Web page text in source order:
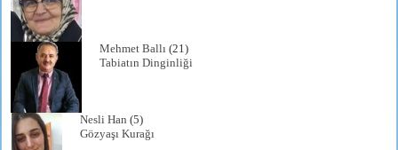
Mehmet Ballı (21)
Tabiatın Dinginliği
Nesli Han (5)
Gözyaşı Kurağı